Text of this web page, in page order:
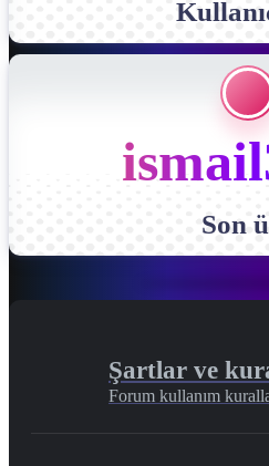
Son
Şartlar ve
Forum kullanım